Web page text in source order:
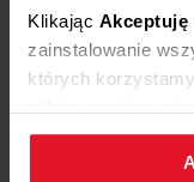
Klikając Akceptuję
zainstalowanie
których
klikającZmień
lukrem
Piekarnik
60 min.